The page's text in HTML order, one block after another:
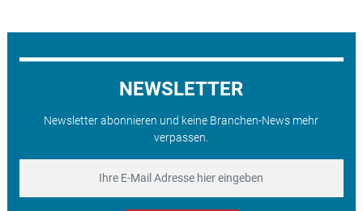
NEWSLETTER
Newsletter abonnieren und keine Branchen-News mehr
verpassen.